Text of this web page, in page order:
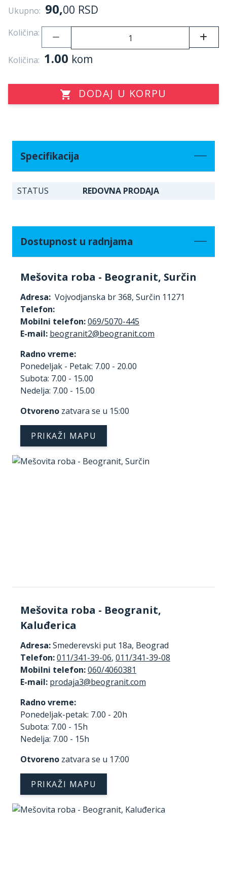
Ukupno: 90,00 RSD
Količina:
Količina: 1.00 kom
DODAJ U KORPU
Specifikacija
STATUS REDOVNA PRODAJA
Dostupnost u radnjama
Mešovita roba - Beogranit, Surčin
Adresa: Vojvodjanska br 368, Surčin 11271
Telefon:
Mobilni telefon:069/5070-445
E-mail:
Radno vreme:
Ponedeljak - Petak: 7.00 - 20.00
Subota: 7.00 - 15.00
Nedelja: 7.00 - 15.00
Otvoreno zatvara se u 15:00
PRIKAŽI MAPU
Mešovita roba - Beogranit,
Kaluđerica
Adresa:Smederevski put 18a, Beograd
Telefon:011/341-39-06, 011/341-39-08
Mobilni telefon:060/4060381
E-mail:
Radno vreme:
Ponedeljak-petak: 7.00 - 20h
Subota: 7.00 - 15h
Nedelja: 7.00 - 15h
Otvoreno zatvara se u 17:00
PRIKAŽI MAPU